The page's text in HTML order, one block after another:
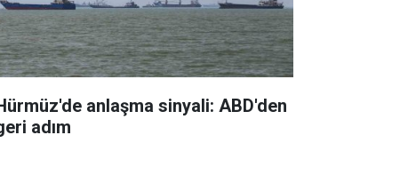
anlaşma sinyali: ABD'den
adım